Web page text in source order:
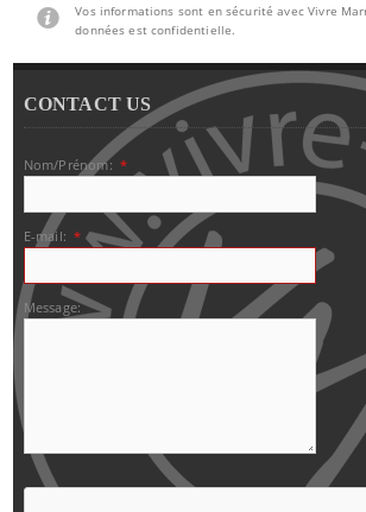
Vos informations sont en sécurité avec Vivre
données est confidentielle.
CONTACT US
Nom/Prénom: *
E-mail: *
Message: